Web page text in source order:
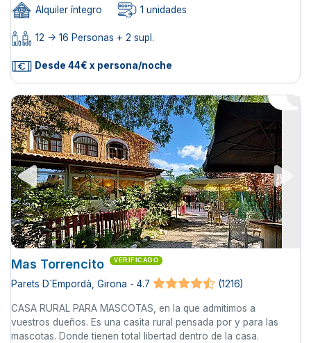
Alquiler íntegro 1 unidades
12 -> 16 Personas + 2 supl.
Desde 44€ x persona/noche
Mas Torrencito VERIFICADO
Parets D´Empordà, Girona - 4.7 (1216)
CASA RURAL PARA MASCOTAS, en la que admitimos a
vuestros dueños. Es una casita rural pensada por y para las
mascotas. Donde tienen total libertad dentro de la casa.